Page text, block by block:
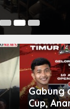
Gabung
Cup,